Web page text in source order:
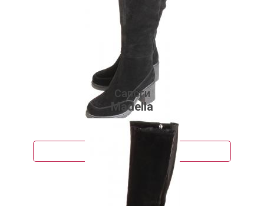
Сапоги
Madella
7 890 руб.
Подробнее